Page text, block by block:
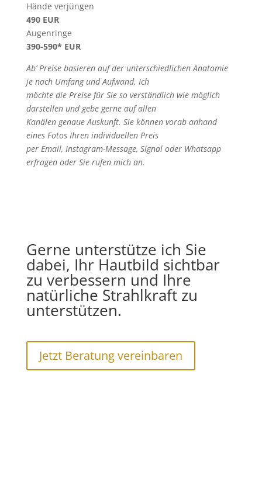
Hände verjüngen
490 EUR
Augenringe
390-590* EUR
Ab’ Preise basieren auf der unterschiedlichen Anatomie
je nach Umfang und Aufwand. Ich
möchte die Preise für Sie so verständlich wie möglich
darstellen und gebe gerne auf allen
Kanälen genaue Auskunft. Sie können vorab anhand
eines Fotos Ihren individuellen Preis
per Email, Instagram-Message, Signal oder Whatsapp
erfragen oder Sie rufen mich an.
Gerne unterstütze ich Sie
dabei, Ihr Hautbild sichtbar
zu verbessern und Ihre
natürliche Strahlkraft zu
unterstützen.
Jetzt Beratung vereinbaren